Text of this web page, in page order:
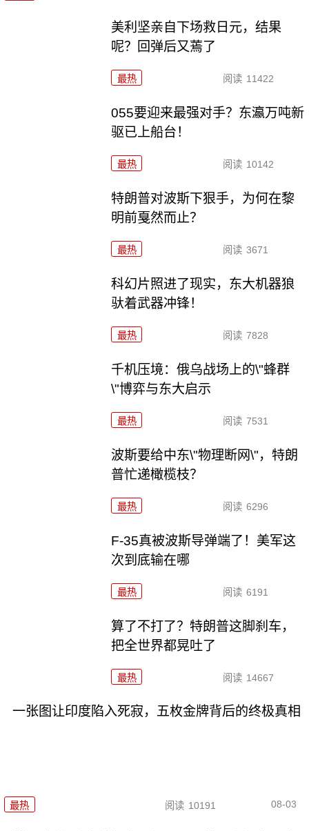
美利坚亲自下场救日元，结果
呢？回弹后又蔫了
最热 阅读 11422
055要迎来最强对手？东瀛万吨新
驱已上船台！
最热 阅读 10142
特朗普对波斯下狠手，为何在黎
明前戛然而止？
最热 阅读 3671
科幻片照进了现实，东大机器狼
驮着武器冲锋！
最热 阅读 7828
千机压境：俄乌战场上的\"蜂群
\"博弈与东大启示
最热 阅读 7531
波斯要给中东\"物理断网\"，特朗
普忙递橄榄枝？
最热 阅读 6296
F-35真被波斯导弹端了！美军这
次到底输在哪
最热 阅读 6191
算了不打了？特朗普这脚刹车，
把全世界都晃吐了
最热 阅读 14667
一张图让印度陷入死寂，五枚金牌背后的终极真相
最热 阅读 10191 08-03